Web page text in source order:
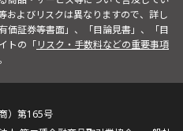
およびリスクは異なりますので、詳し
価証券等書面」、「目論見書」、「目
トの「リスク・手数料などの重要事項
）第165号